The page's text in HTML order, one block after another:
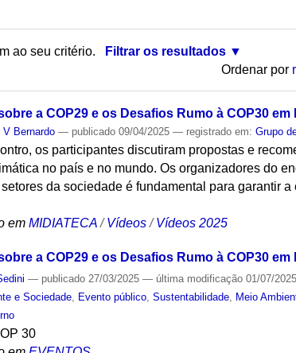
ao seu critério.
Filtrar os resultados
Ordenar por
a COP29 e os Desafios Rumo à COP30 em
V Bernardo — publicado 09/04/2025— registrado em:Grupo
os participantes discutiram propostas e
no país e no mundo. Os organizadores do
da sociedade é fundamental para garantir
em MIDIATECA /Vídeos /Vídeos 2025
a COP29 e os Desafios Rumo à COP30 em
— publicado 27/03/2025— última modificação 01/07/
e Sociedade Evento público ,Sustentabilidade Meio
30